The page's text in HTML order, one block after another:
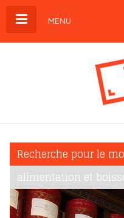
MENU
Recherche pour le
alimentation et